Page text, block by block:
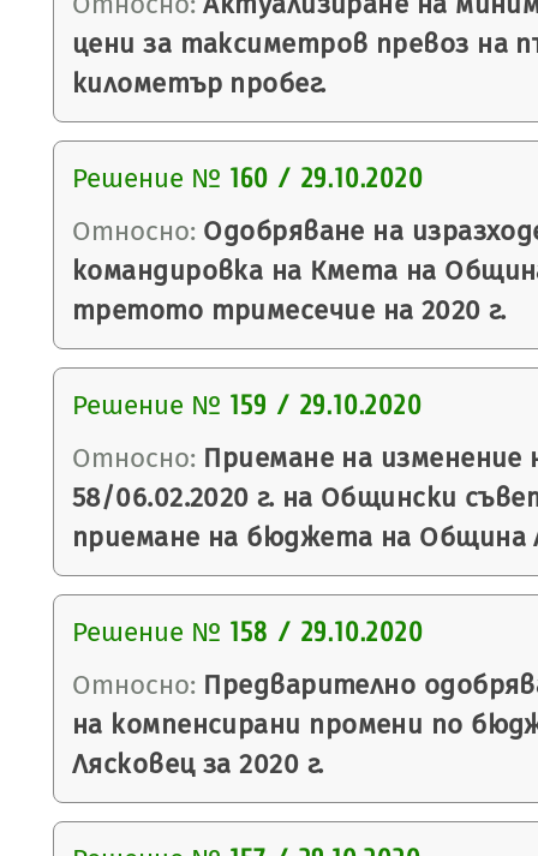
цени за таксиметров превоз на
километър пробег.
Решение № 160 / 29.10.2020
Относно: Одобряване на
командировка на Кмета на
третото тримесечие на 2020 г.
Решение № 159 / 29.10.2020
Относно: Приемане на
58/06.02.2020 г. на Общински
приемане на бюджета на Община
Решение № 158 / 29.10.2020
Относно: Предварително
на компенсирани промени по
Лясковец за 2020 г.